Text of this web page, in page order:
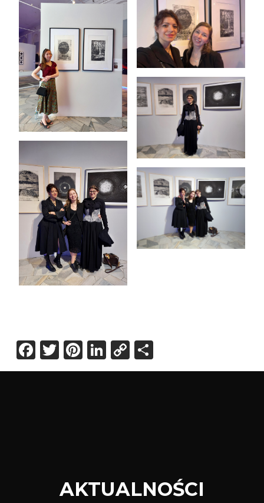
Facebook
Twitter
Pinterest
LinkedIn
Copy
Link
Share
AKTUALNOŚCI